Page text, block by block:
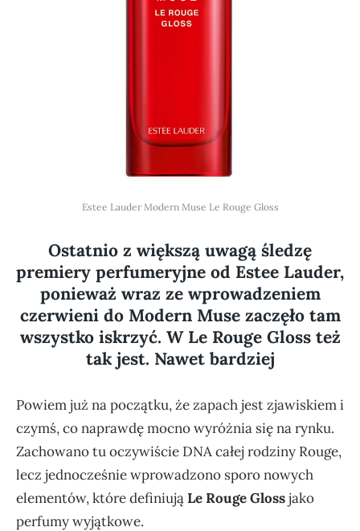
Estee Lauder Modern Muse Le Rouge Gloss
Ostatnio z większą uwagą śledzę
premiery perfumeryjne od Estee Lauder,
ponieważ wraz ze wprowadzeniem
czerwieni do Modern Muse zaczęło tam
wszystko iskrzyć. W Le Rouge Gloss też
tak jest. Nawet bardziej
Powiem już na początku, że zapach jest zjawiskiem i
czymś, co naprawdę mocno wyróżnia się na rynku.
Zachowano tu oczywiście DNA całej rodziny Rouge,
lecz jednocześnie wprowadzono sporo nowych
elementów, które definiująLe Rouge Glossjako
perfumy wyjątkowe.